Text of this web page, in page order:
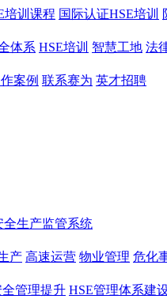
培训课程 国际认证HSE培训
体系 HSE培训 智慧工地 法
案例 联系赛为 英才招聘
全生产监管系统
产 高速运营 物业管理 危化
全管理提升 HSE管理体系建